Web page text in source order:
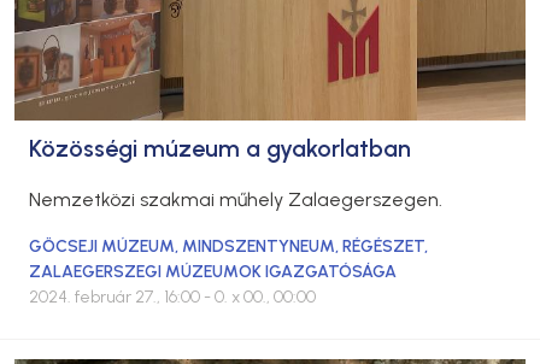
Közösségi múzeum a gyakorlatban
Nemzetközi szakmai műhely Zalaegerszegen.
GÖCSEJI MÚZEUM, MINDSZENTYNEUM,RÉGÉSZET,
ZALAEGERSZEGI MÚZEUMOK IGAZGATÓSÁGA
2024. február 27., 16:00 - 0. x 00., 00:00